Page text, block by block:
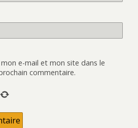
e-mail et mon site dans le
commentaire.